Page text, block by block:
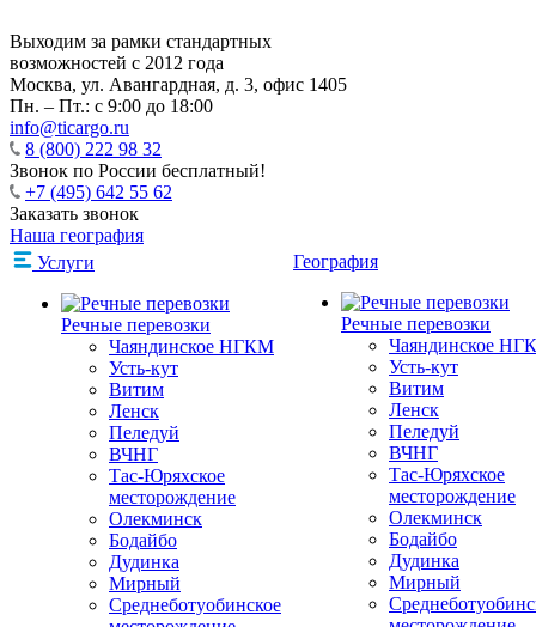
Выходим за рамки стандартных
возможностей с 2012 года
Москва, ул. Авангардная, д. 3, офис 1405
Пн. – Пт.: с 9:00 до 18:00
info@ticargo.ru
8 (800) 222 98 32
Звонок по России бесплатный!
+7 (495) 642 55 62
Заказать звонок
Наша география
Услуги
Речные перевозки
Чаяндинское НГКМ
Усть-кут
Витим
Ленск
Пеледуй
ВЧНГ
Тас-Юряхское
месторождение
Олекминск
Бодайбо
Дудинка
Мирный
Среднеботуобинское
География
Речные перевозки
Чаяндинское
Усть-кут
Витим
Ленск
Пеледуй
ВЧНГ
Тас-Юряхское
месторождение
Олекминск
Бодайбо
Дудинка
Мирный